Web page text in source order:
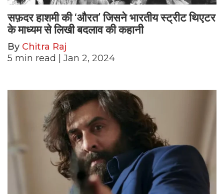
सफ़दर हाशमी की ‘औरत’ जिसने भारतीय स्ट्रीट थिएटर
के माध्यम से लिखी बदलाव की कहानी
By Chitra Raj
5 min read | Jan 2, 2024